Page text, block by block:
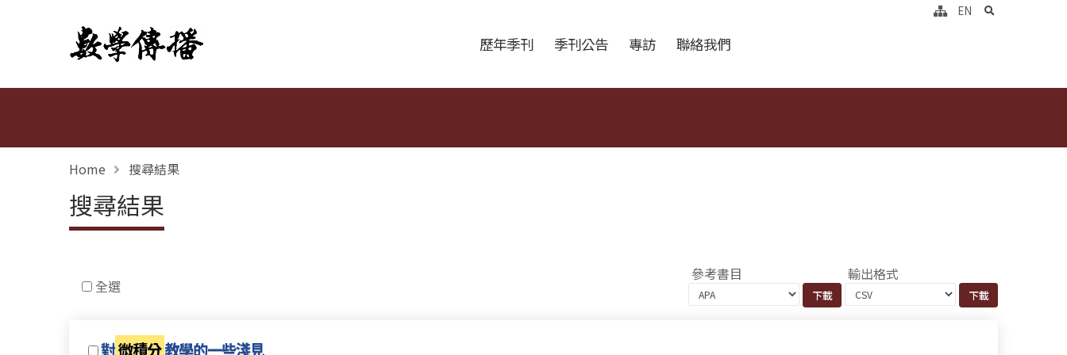
數學傳播 歷年季刊 季刊公告 專訪 聯絡我們
EN search
Home 搜尋結果
搜尋結果
全選
參考書目 輸出格式
對微積分教學的一些淺見